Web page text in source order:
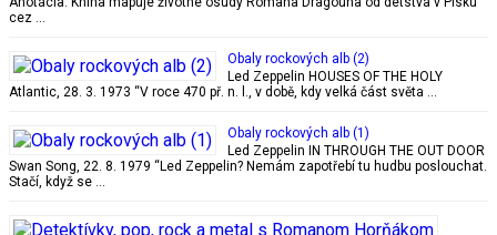
cez …
Obaly rockových alb (2)
Led Zeppelin HOUSES OF THE HOLY
Atlantic, 28. 3. 1973 “V roce 470 př. n. l., v době, kdy velká část světa …
Obaly rockových alb (1)
Led Zeppelin IN THROUGH THE OUT DOOR
Swan Song, 22. 8. 1979 “Led Zeppelin? Nemám zapotřebí tu hudbu poslouchat.
Stačí, když se …